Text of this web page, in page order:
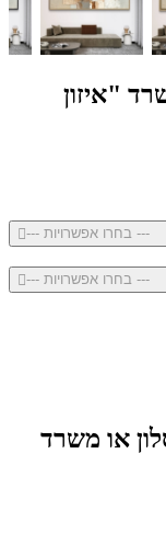
"איזון
--- בחרו אפשרויות ---
--- בחרו אפשרויות ---
או משרד